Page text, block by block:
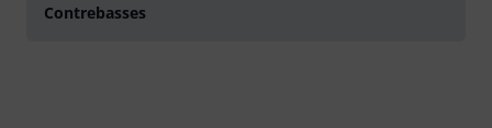
Contrebasses